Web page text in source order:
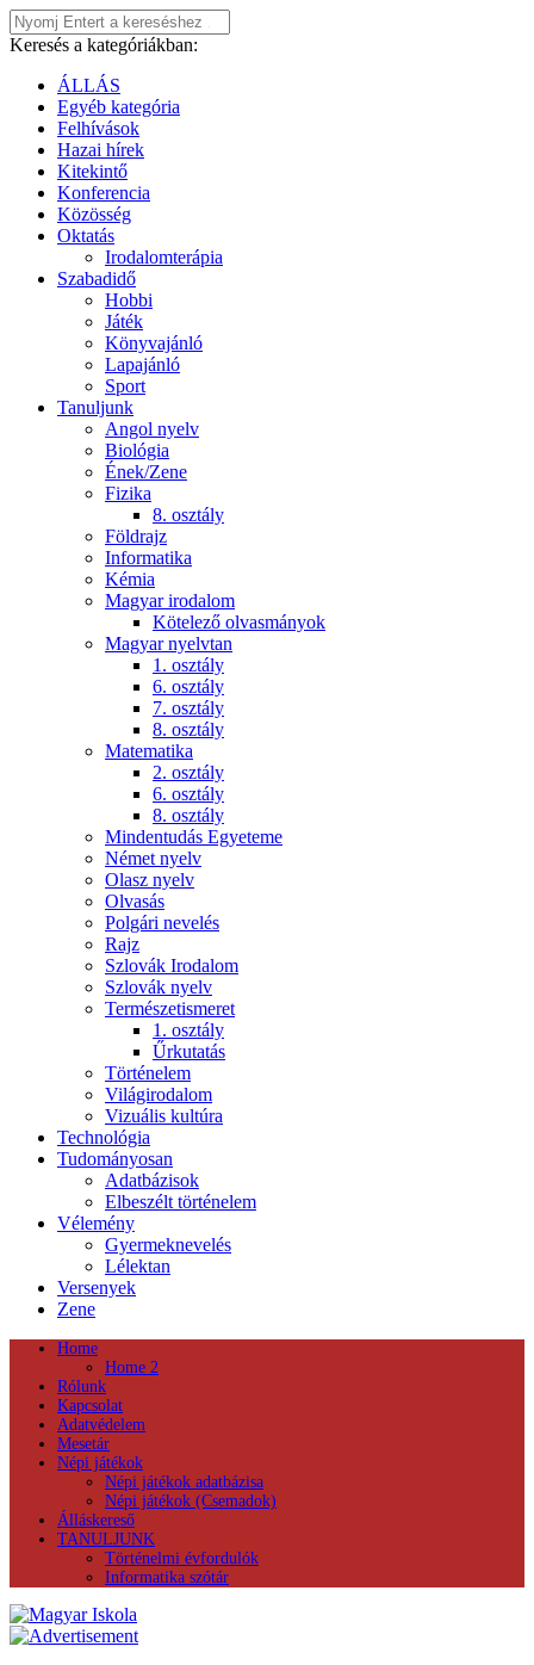
Keresés a kategóriákban:
ÁLLÁS
Egyéb kategória
Felhívások
Hazai hírek
Kitekintő
Konferencia
Közösség
Oktatás
Irodalomterápia
Szabadidő
Hobbi
Játék
Könyvajánló
Lapajánló
Sport
Tanuljunk
Angol nyelv
Biológia
Ének/Zene
Fizika
8. osztály
Földrajz
Informatika
Kémia
Magyar irodalom
Kötelező olvasmányok
Magyar nyelvtan
1. osztály
6. osztály
7. osztály
8. osztály
Matematika
2. osztály
6. osztály
8. osztály
Mindentudás Egyeteme
Német nyelv
Olasz nyelv
Olvasás
Polgári nevelés
Rajz
Szlovák Irodalom
Szlovák nyelv
Természetismeret
1. osztály
Űrkutatás
Történelem
Világirodalom
Vizuális kultúra
Technológia
Tudományosan
Adatbázisok
Elbeszélt történelem
Vélemény
Gyermeknevelés
Lélektan
Versenyek
Zene
Home
Home 2
Rólunk
Kapcsolat
Adatvédelem
Mesetár
Népi játékok
Népi játékok adatbázisa
Népi játékok (Csemadok)
Álláskereső
TANULJUNK
Történelmi évfordulók
Informatika szótár